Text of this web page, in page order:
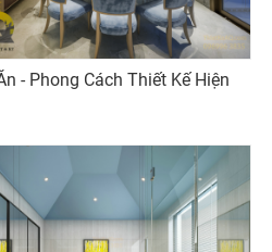
- Phong Cách Thiết Kế Hiện